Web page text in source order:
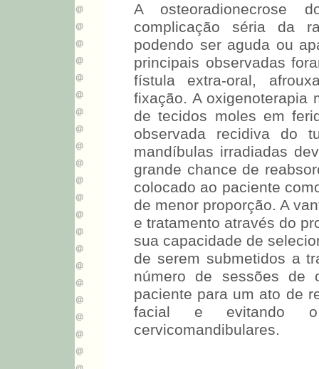
A osteoradionecrose
complicação séria da
podendo ser aguda ou
principais observadas
fístula extra-oral,
fixação. A oxigenoterapia
de tecidos moles em
observada recidiva do
mandíbulas irradiadas
grande chance de
colocado ao paciente
de menor proporção. A
e tratamento através do
sua capacidade de
de serem submetidos a
número de sessões de
paciente para um ato de
facial e evitando
cervicomandibulares.